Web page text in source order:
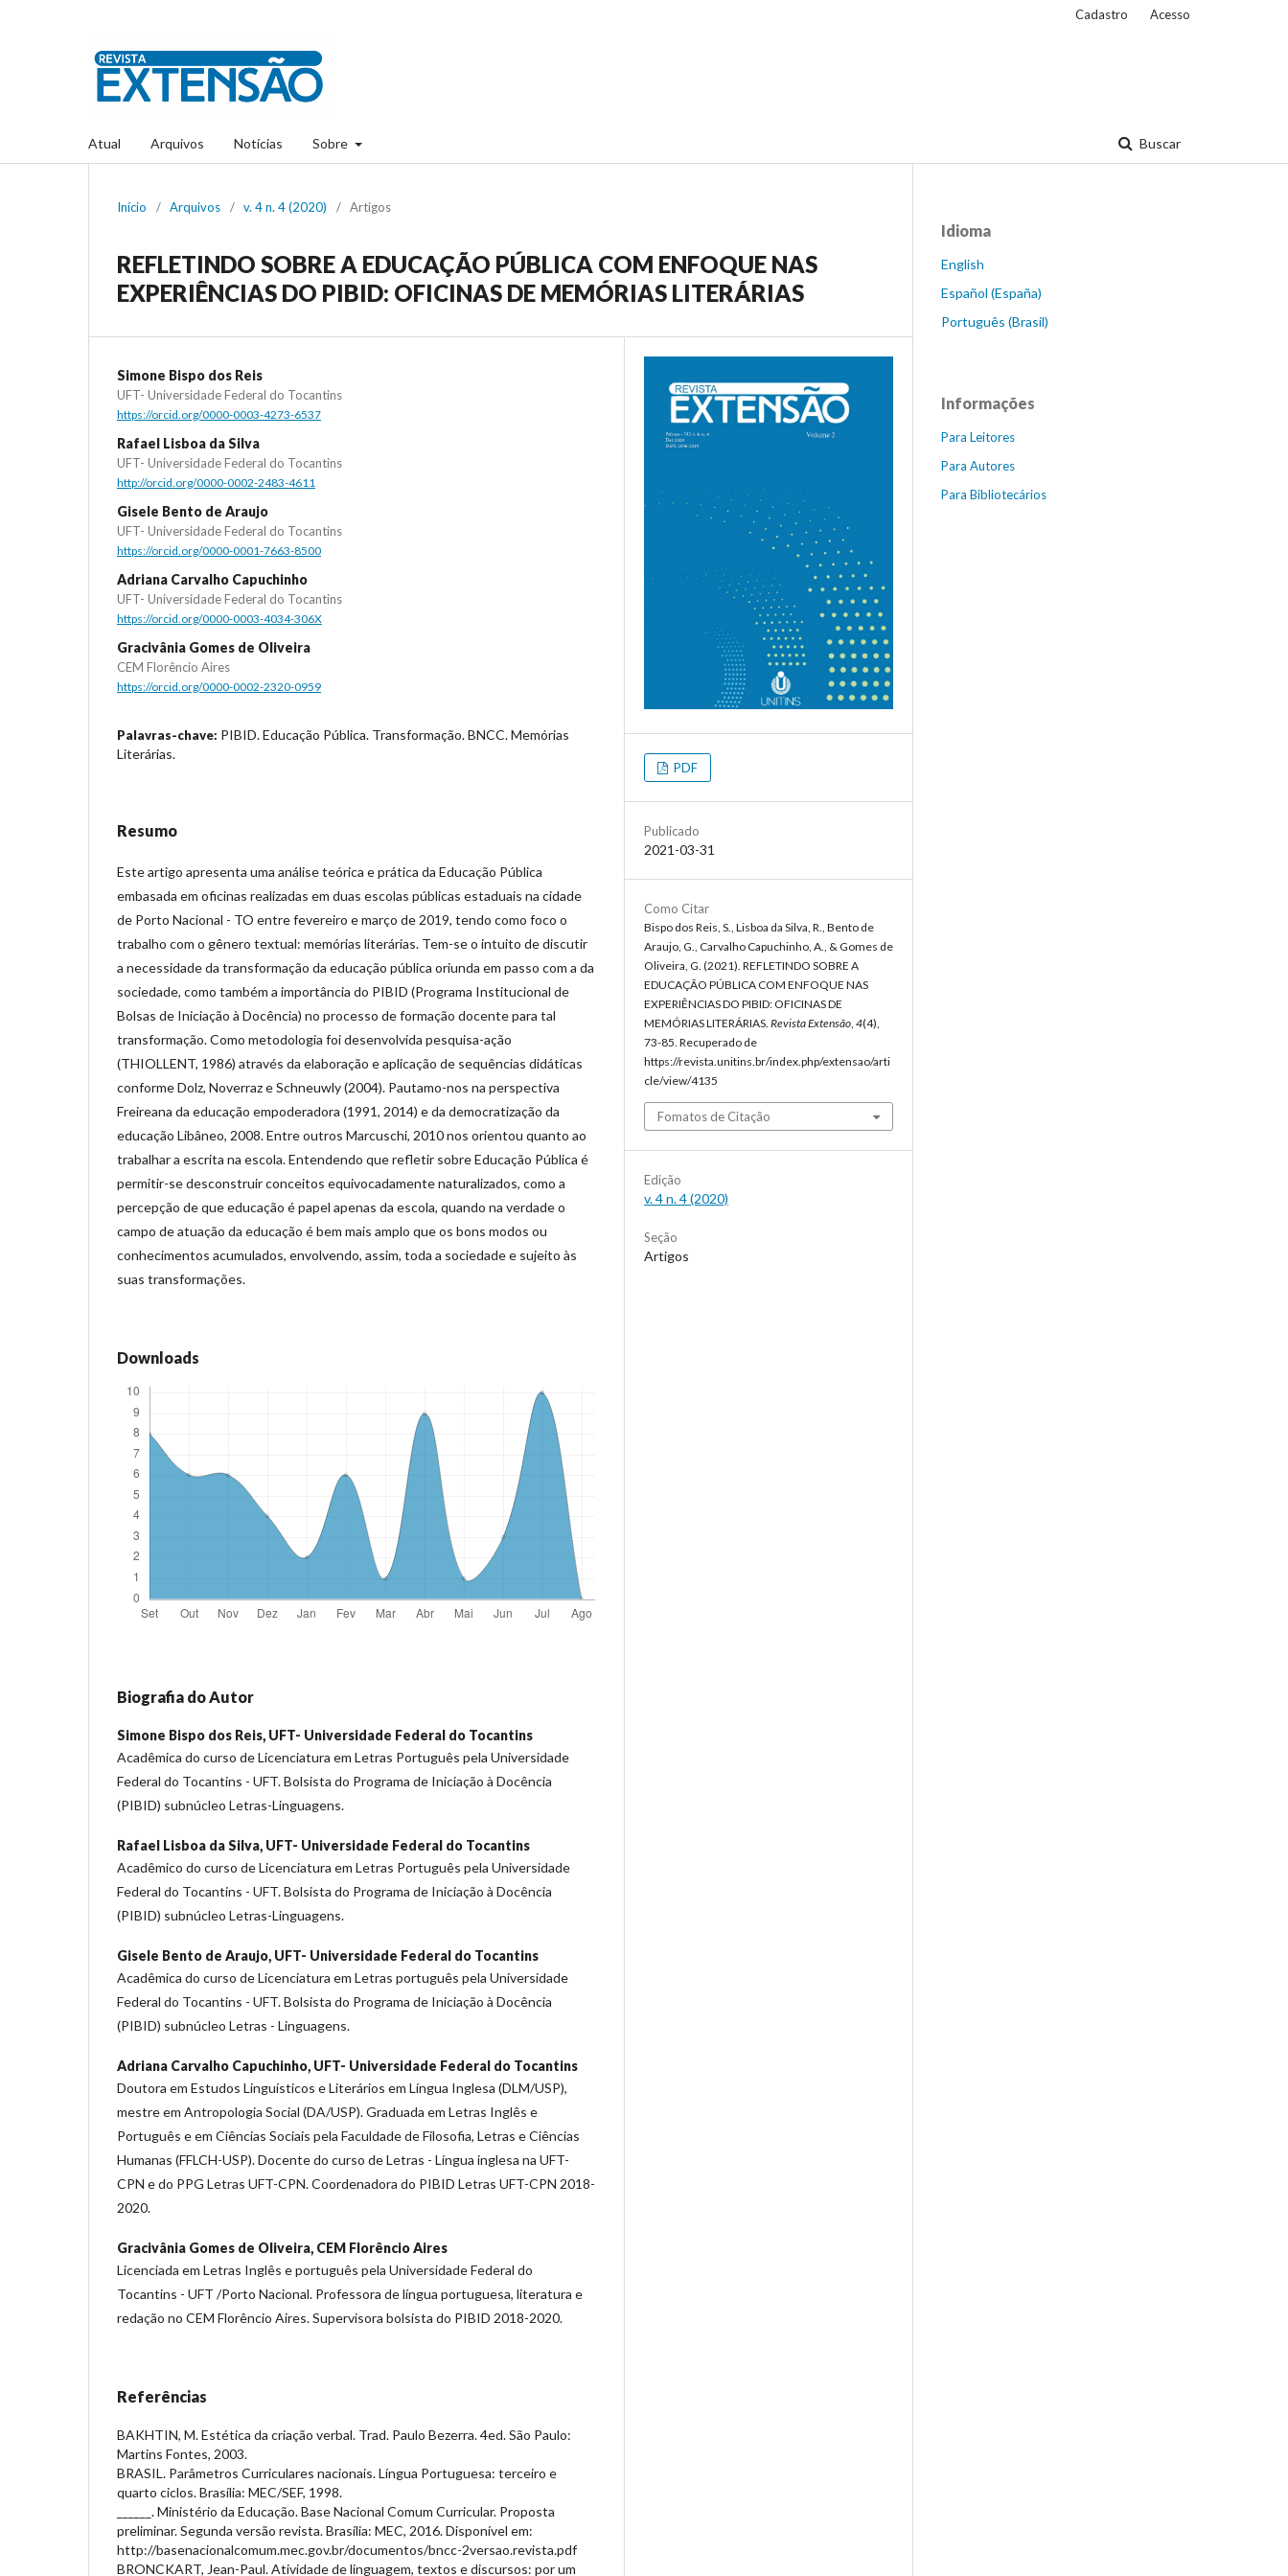
Atual Arquivos Notícias Sobre Buscar
Cadastro Acesso
Início / Arquivos / v. 4 n. 4 (2020) / Artigos
REFLETINDO SOBRE A EDUCAÇÃO PÚBLICA COM ENFOQUE NAS
EXPERIÊNCIAS DO PIBID: OFICINAS DE MEMÓRIAS LITERÁRIAS
Simone Bispo dos Reis
UFT- Universidade Federal do Tocantins
https://orcid.org/0000-0003-4273-6537
Rafael Lisboa da Silva
UFT- Universidade Federal do Tocantins
http://orcid.org/0000-0002-2483-4611
Gisele Bento de Araujo
UFT- Universidade Federal do Tocantins
https://orcid.org/0000-0001-7663-8500
Adriana Carvalho Capuchinho
UFT- Universidade Federal do Tocantins
https://orcid.org/0000-0003-4034-306X
Gracivânia Gomes de Oliveira
CEM Florêncio Aires
https://orcid.org/0000-0002-2320-0959
Palavras-chave: PIBID. Educação Pública. Transformação. BNCC. Memórias
Literárias.
Resumo
Este artigo apresenta uma análise teórica e prática da Educação Pública
embasada em oficinas realizadas em duas escolas públicas estaduais na cidade
de Porto Nacional - TO entre fevereiro e março de 2019, tendo como foco o
trabalho com o gênero textual: memórias literárias. Tem-se o intuito de discutir
a necessidade da transformação da educação pública oriunda em passo com a da
sociedade, como também a importância do PIBID (Programa Institucional de
Bolsas de Iniciação à Docência) no processo de formação docente para tal
transformação. Como metodologia foi desenvolvida pesquisa-ação
(THIOLLENT, 1986) através da elaboração e aplicação de sequências didáticas
conforme Dolz, Noverraz e Schneuwly (2004). Pautamo-nos na perspectiva
Freireana da educação empoderadora (1991, 2014) e da democratização da
educação Libâneo, 2008. Entre outros Marcuschi, 2010 nos orientou quanto ao
trabalhar a escrita na escola. Entendendo que refletir sobre Educação Pública é
permitir-se desconstruir conceitos equivocadamente naturalizados, como a
percepção de que educação é papel apenas da escola, quando na verdade o
campo de atuação da educação é bem mais amplo que os bons modos ou
conhecimentos acumulados, envolvendo, assim, toda a sociedade e sujeito às
suas transformações.
Downloads
Biografia do Autor
Simone Bispo dos Reis, UFT- Universidade Federal do Tocantins
Acadêmica do curso de Licenciatura em Letras Português pela Universidade
Federal do Tocantins - UFT. Bolsista do Programa de Iniciação à Docência
(PIBID) subnúcleo Letras-Linguagens.
Rafael Lisboa da Silva, UFT- Universidade Federal do Tocantins
Acadêmico do curso de Licenciatura em Letras Português pela Universidade
Federal do Tocantins - UFT. Bolsista do Programa de Iniciação à Docência
(PIBID) subnúcleo Letras-Linguagens.
Gisele Bento de Araujo, UFT- Universidade Federal do Tocantins
Acadêmica do curso de Licenciatura em Letras português pela Universidade
Federal do Tocantins - UFT. Bolsista do Programa de Iniciação à Docência
(PIBID) subnúcleo Letras - Linguagens.
Adriana Carvalho Capuchinho, UFT- Universidade Federal do Tocantins
Doutora em Estudos Linguísticos e Literários em Língua Inglesa (DLM/USP),
mestre em Antropologia Social (DA/USP). Graduada em Letras Inglês e
Português e em Ciências Sociais pela Faculdade de Filosofia, Letras e Ciências
Humanas (FFLCH-USP). Docente do curso de Letras - Língua inglesa na UFT-
CPN e do PPG Letras UFT-CPN. Coordenadora do PIBID Letras UFT-CPN 2018-
2020.
Gracivânia Gomes de Oliveira, CEM Florêncio Aires
Licenciada em Letras Inglês e português pela Universidade Federal do
Tocantins - UFT /Porto Nacional. Professora de língua portuguesa, literatura e
redação no CEM Florêncio Aires. Supervisora bolsista do PIBID 2018-2020.
Referências
BAKHTIN, M. Estética da criação verbal. Trad. Paulo Bezerra. 4ed. São Paulo:
Martins Fontes, 2003.
BRASIL. Parâmetros Curriculares nacionais. Língua Portuguesa: terceiro e
quarto ciclos. Brasília: MEC/SEF, 1998.
______. Ministério da Educação. Base Nacional Comum Curricular. Proposta
preliminar. Segunda versão revista. Brasília: MEC, 2016. Disponível em:
http://basenacionalcomum.mec.gov.br/documentos/bncc-2versao.revista.pdf
BRONCKART, Jean-Paul. Atividade de linguagem, textos e discursos: por um
PDF
Publicado
2021-03-31
Como Citar
Bispo dos Reis, S., Lisboa da Silva, R., Bento de
Araujo, G., Carvalho Capuchinho, A., & Gomes de
Oliveira, G. (2021). REFLETINDO SOBRE A
EDUCAÇÃO PÚBLICA COM ENFOQUE NAS
EXPERIÊNCIAS DO PIBID: OFICINAS DE
MEMÓRIAS LITERÁRIAS. Revista Extensão 4(4),
73-85. Recuperado de
https://revista.unitins.br/index.php/extensao/arti
cle/view/4135
Fomatos de Citação
Edição
v. 4 n. 4 (2020)
Seção
Artigos
Idioma
English
Español (España)
Português (Brasil)
Informações
Para Leitores
Para Autores
Para Bibliotecários